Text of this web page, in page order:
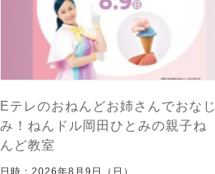
Eテレのおねんどお姉さんでおなじ
み！ねんドル岡田ひとみの親子ね
んど教室
日時：2026年8月9日（日）